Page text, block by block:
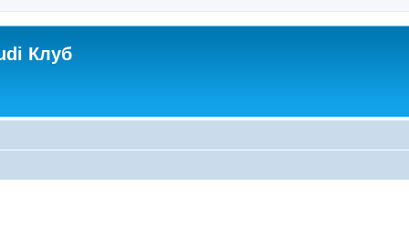
Клуб